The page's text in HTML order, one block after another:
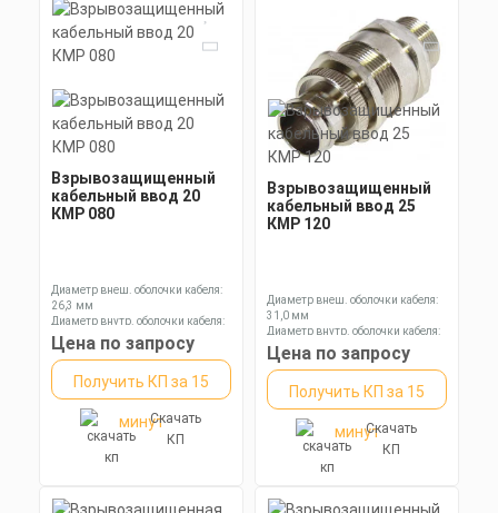
Взрывозащищенный
кабельный ввод 20
КМР 080
Диаметр внеш. оболочки кабеля:
26,3 мм
Диаметр внутр. оболочки кабеля:
20,0 мм
Диаметр оболочки кабеля: 6,5-13,9
мм
Цена по запросу
Получить КП за 15
минутСкачать
КП
Взрывозащищенный
кабельный ввод 25
КМР 120
Диаметр внеш. оболочки кабеля:
31,0 мм
Диаметр внутр. оболочки кабеля:
25,1 мм
Диаметр оболочки кабеля: 11,3-
19,9 мм
Цена по запросу
Получить КП за 15
минутСкачать
КП